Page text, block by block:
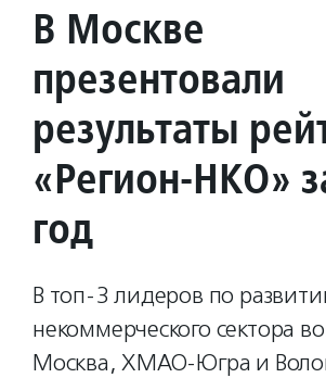
В Москве
презентовали
результаты
«Регион-НКО»
год
В топ-3 лидеров по
некоммерческого сектора
Москва, ХМАО-Югра и